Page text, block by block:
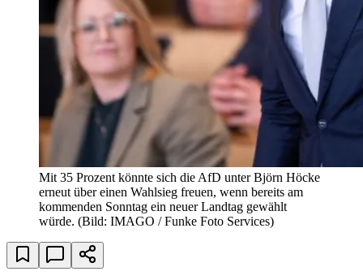
Mit 35 Prozent könnte sich die AfD unter Björn Höcke
erneut über einen Wahlsieg freuen, wenn bereits am
kommenden Sonntag ein neuer Landtag gewählt
würde. (Bild: IMAGO / Funke Foto Services)